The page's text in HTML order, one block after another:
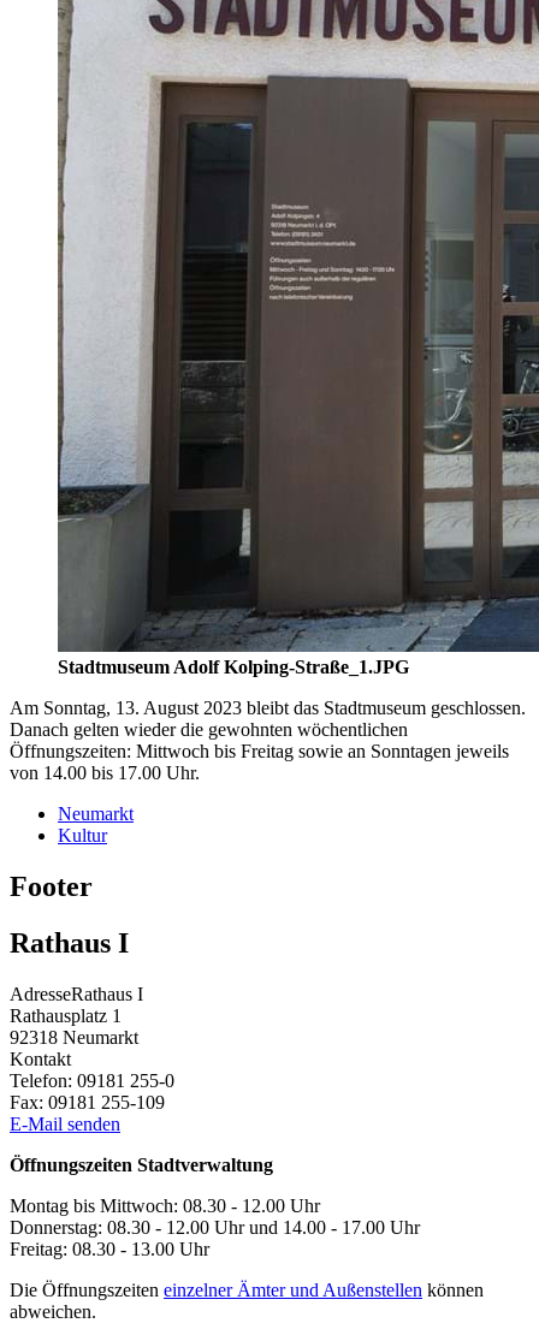
Stadtmuseum Adolf Kolping-Straße_1.JPG
Am Sonntag, 13. August 2023 bleibt das Stadtmuseum geschlossen.
Danach gelten wieder die gewohnten wöchentlichen
Öffnungszeiten: Mittwoch bis Freitag sowie an Sonntagen jeweils
von 14.00 bis 17.00 Uhr.
Neumarkt
Kultur
Footer
Rathaus I
AdresseRathaus I
Rathausplatz 1
92318 Neumarkt
Kontakt
Telefon: 09181 255-0
Fax: 09181 255-109
E-Mail senden
Öffnungszeiten Stadtverwaltung
Montag bis Mittwoch: 08.30 - 12.00 Uhr
Donnerstag: 08.30 - 12.00 Uhr und 14.00 - 17.00 Uhr
Freitag: 08.30 - 13.00 Uhr
Die Öffnungszeiten einzelner Ämter und Außenstellen können
abweichen.